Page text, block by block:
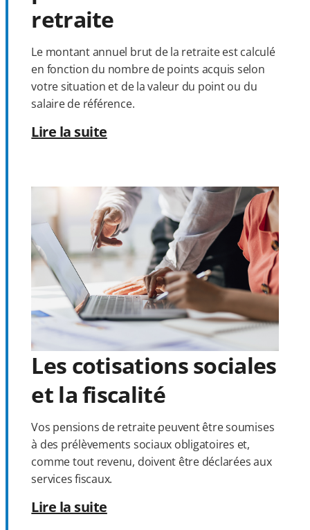
retraite
Le montant annuel brut de la retraite est calculé
en fonction du nombre de points acquis selon
votre situation et de la valeur du point ou du
salaire de référence.
Lire la suite
Les cotisations sociales
et la fiscalité
Vos pensions de retraite peuvent être soumises
à des prélèvements sociaux obligatoires et,
comme tout revenu, doivent être déclarées aux
services fiscaux.
Lire la suite